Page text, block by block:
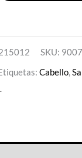
SKU:
Cabello